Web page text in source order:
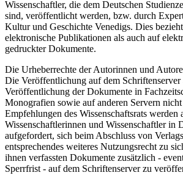
Wissenschaftler, die dem Deutschen
sind, veröffentlicht werden, bzw. durch
Kultur und Geschichte Venedigs. Dies
elektronische Publikationen als auch auf
gedruckter Dokumente.
Die Urheberrechte der Autorinnen und
Die Veröffentlichung auf dem Schriftenserver
Veröffentlichung der Dokumente in
Monografien sowie auf anderen Servern
Empfehlungen des Wissenschaftsrats werden
Wissenschaftlerinnen und Wissenschaftler in
aufgefordert, sich beim Abschluss von
entsprechendes weiteres Nutzungsrecht zu
ihnen verfassten Dokumente zusätzlich -
Sperrfrist - auf dem Schriftenserver zu